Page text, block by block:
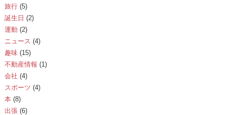
旅行(5)
誕生日 (2)
運動 (2)
ニュース (4)
趣味(15)
不動産情報 (1)
会社 (4)
スポーツ (4)
本(8)
出張(6)